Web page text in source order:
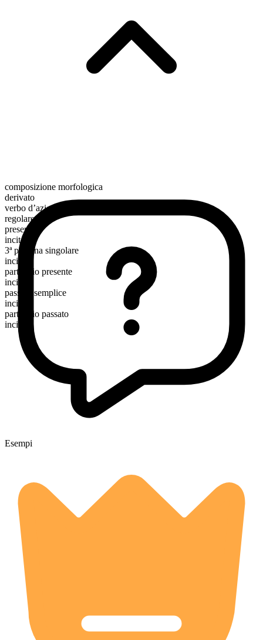
composizione morfologica
derivato
verbo d’azione
regolare
presente
incite
3ª persona singolare
incites
participio presente
inciting
passato semplice
incited
participio passato
incited
Esempi